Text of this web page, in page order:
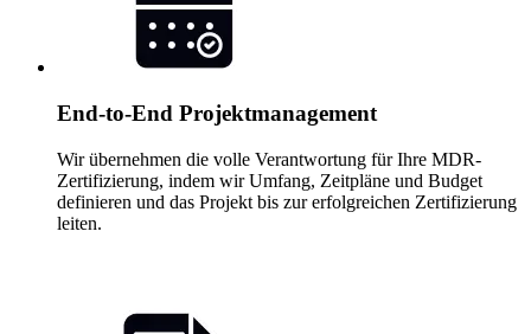
End-to-End Projektmanagement
Wir übernehmen die volle Verantwortung für Ihre MDR-
Zertifizierung, indem wir Umfang, Zeitpläne und Budget
definieren und das Projekt bis zur erfolgreichen Zertifizierung
leiten.